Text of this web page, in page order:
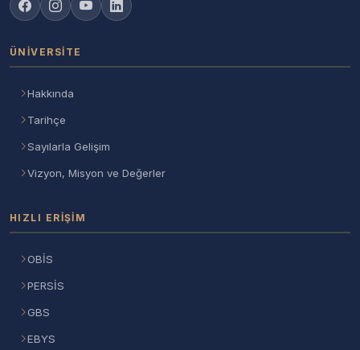
ÜNIVERSITE
Hakkında
Tarihçe
Sayılarla Gelişim
Vizyon, Misyon ve Değerler
HIZLI ERIŞIM
OBİS
PERSİS
GBS
EBYS